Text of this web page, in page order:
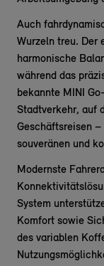
Auch
Wurzeln treu. Der
harmonische
während das
bekannte MINI
Stadtverkehr, auf
Geschäftsreisen
souveränen und
Modernste
System
Komfort sowie
des variablen